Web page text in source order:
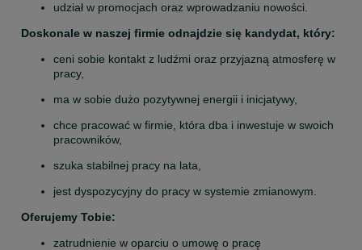
udział w promocjach oraz wprowadzaniu nowości.
Doskonale w naszej firmie odnajdzie się kandydat, który:
ceni sobie kontakt z ludźmi oraz przyjazną atmosferę w
pracy,
ma w sobie dużo pozytywnej energii i inicjatywy,
chce pracować w firmie, która dba i inwestuje w swoich
pracowników,
szuka stabilnej pracy na lata,
jest dyspozycyjny do pracy w systemie zmianowym.
Oferujemy Tobie:
zatrudnienie w oparciu o umowę o pracę